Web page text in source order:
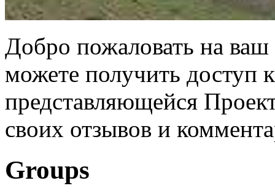
Добро пожаловать на
можете получить доступ
представляющейся
своих отзывов и
Groups